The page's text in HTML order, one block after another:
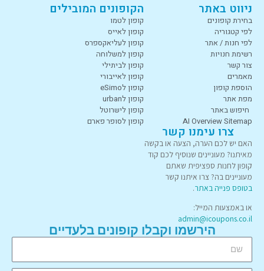
ניווט באתר
בחירת קופונים
לפי קטגוריה
לפי חנות / אתר
רשימת חנויות
צור קשר
מאמרים
הוספת קופון
מפת אתר
חיפוש באתר
AI Overview Sitemap
הקופונים המובילים
קופון לטמו
קופון לאייס
קופון לעליאקספרס
קופון למשלוחה
קופון לביתילי
קופון לאייבורי
קופון לeSimo
קופון לurban
קופון לישרוטל
קופון לסופר פארם
צרו עימנו קשר
האם יש לכם הערה, הצעה או בקשה
מאיתנו? מעוניינים שנוסיף לכם קוד
קופון לחנות ספציפית שאתם
מעוניינים בה? צרו איתנו קשר
בטופס פנייה באתר.
או באמצעות המייל:
admin@icoupons.co.il
הירשמו וקבלו קופונים בלעדיים